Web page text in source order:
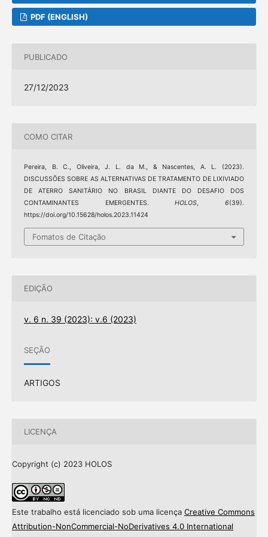
PDF (ENGLISH)
PUBLICADO
27/12/2023
COMO CITAR
Pereira, B. C., Oliveira, J. L. da M., & Nascentes, A. L. (2023).
DISCUSSÕES SOBRE AS ALTERNATIVAS DE TRATAMENTO DE LIXIVIADO
DE ATERRO SANITÁRIO NO BRASIL DIANTE DO DESAFIO DOS
CONTAMINANTES EMERGENTES.HOLOS,6(39).
https://doi.org/10.15628/holos.2023.11424
Fomatos de Citação
EDIÇÃO
v. 6 n. 39 (2023): v.6 (2023)
SEÇÃO
ARTIGOS
LICENÇA
Copyright (c) 2023 HOLOS
Este trabalho está licenciado sob uma licença Creative Commons
Attribution-NonCommercial-NoDerivatives 4.0 International